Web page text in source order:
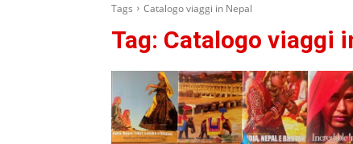
Tags Catalogo viaggi in Nepal
Tag: Catalogo viaggi